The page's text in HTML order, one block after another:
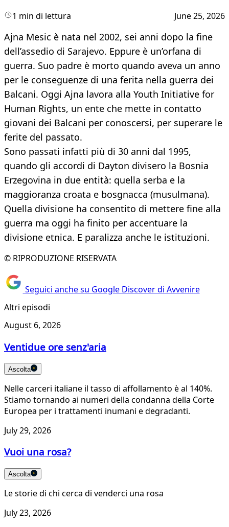
1 min di lettura June 25, 2026
Ajna Mesic è nata nel 2002, sei anni dopo la fine
dell’assedio di Sarajevo. Eppure è un’orfana di
guerra. Suo padre è morto quando aveva un anno
per le conseguenze di una ferita nella guerra dei
Balcani. Oggi Ajna lavora alla Youth Initiative for
Human Rights, un ente che mette in contatto
giovani dei Balcani per conoscersi, per superare le
ferite del passato.
Sono passati infatti più di 30 anni dal 1995,
quando gli accordi di Dayton divisero la Bosnia
Erzegovina in due entità: quella serba e la
maggioranza croata e bosgnacca (musulmana).
Quella divisione ha consentito di mettere fine alla
guerra ma oggi ha finito per accentuare la
divisione etnica. E paralizza anche le istituzioni.
© RIPRODUZIONE RISERVATA
Seguici anche su Google Discover di Avvenire
Altri episodi
August 6, 2026
Ventidue ore senz'aria
Ascolta
Nelle carceri italiane il tasso di affollamento è al 140%.
Stiamo tornando ai numeri della condanna della Corte
Europea per i trattamenti inumani e degradanti.
July 29, 2026
Vuoi una rosa?
Ascolta
Le storie di chi cerca di venderci una rosa
July 23, 2026